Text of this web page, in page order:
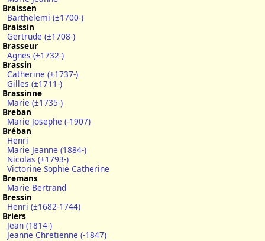
Braissen
Barthelemi (±1700-)
Braissin
Gertrude (±1708-)
Brasseur
Agnes (±1732-)
Brassin
Catherine (±1737-)
Gilles (±1711-)
Brassinne
Marie (±1735-)
Breban
Marie Josephe (-1907)
Bréban
Henri
Marie Jeanne (1884-)
Nicolas (±1793-)
Victorine Sophie Catherine
Bremans
Marie Bertrand
Bressin
Henri (±1682-1744)
Briers
Jean (1814-)
Jeanne Chretienne (-1847)